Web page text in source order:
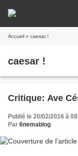
Accueil » caesar !
caesar !
Critique: Ave
Publié le 20/02/2016 à
Par 6nemablog